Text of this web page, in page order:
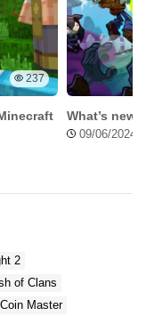
gitu-gitu aja, berarti
parkir di Car Parking
dan nyoba berbagai
Tapi tenang aja,
berhasil.
sampai mobil sport
tersendiri yang
237
What’s new
09/06/2024
2
of Clans
Coin Master